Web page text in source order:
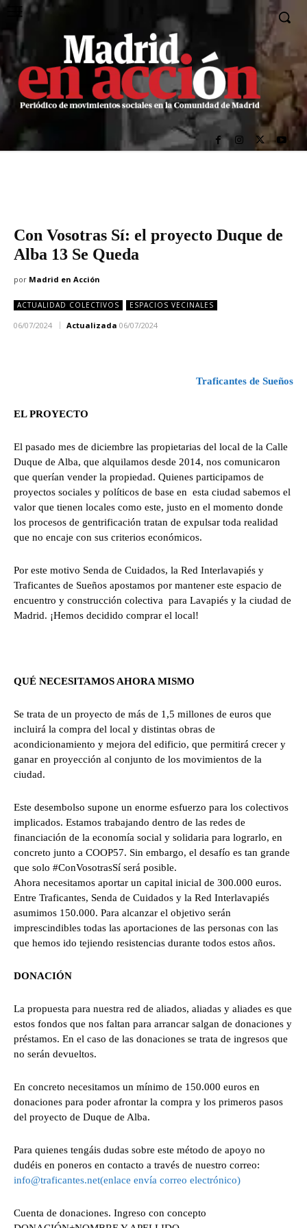
Con Vosotras Sí: el proyecto Duque de
Alba 13 Se Queda
por Madrid en Acción
ACTUALIDAD COLECTIVOS ESPACIOS VECINALES
06/07/2024 Actualizada 06/07/2024
Traficantes de Sueños
EL PROYECTO
El pasado mes de diciembre las propietarias del local de la Calle
Duque de Alba, que alquilamos desde 2014, nos comunicaron
que querían vender la propiedad. Quienes participamos de
proyectos sociales y políticos de base en esta ciudad sabemos el
valor que tienen locales como este, justo en el momento donde
los procesos de gentrificación tratan de expulsar toda realidad
que no encaje con sus criterios económicos.
Por este motivo Senda de Cuidados, la Red Interlavapiés y
Traficantes de Sueños apostamos por mantener este espacio de
encuentro y construcción colectiva para Lavapiés y la ciudad de
Madrid. ¡Hemos decidido comprar el local!
QUÉ NECESITAMOS AHORA MISMO
Se trata de un proyecto de más de 1,5 millones de euros que
incluirá la compra del local y distintas obras de
acondicionamiento y mejora del edificio, que permitirá crecer y
ganar en proyección al conjunto de los movimientos de la
ciudad.
Este desembolso supone un enorme esfuerzo para los colectivos
implicados. Estamos trabajando dentro de las redes de
financiación de la economía social y solidaria para lograrlo, en
concreto junto a COOP57. Sin embargo, el desafío es tan grande
que solo #ConVosotrasSí será posible.
Ahora necesitamos aportar un capital inicial de 300.000 euros.
Entre Traficantes, Senda de Cuidados y la Red Interlavapiés
asumimos 150.000. Para alcanzar el objetivo serán
imprescindibles todas las aportaciones de las personas con las
que hemos ido tejiendo resistencias durante todos estos años.
DONACIÓN
La propuesta para nuestra red de aliados, aliadas y aliades es que
estos fondos que nos faltan para arrancar salgan de donaciones y
préstamos. En el caso de las donaciones se trata de ingresos que
no serán devueltos.
En concreto necesitamos un mínimo de 150.000 euros en
donaciones para poder afrontar la compra y los primeros pasos
del proyecto de Duque de Alba.
Para quienes tengáis dudas sobre este método de apoyo no
dudéis en poneros en contacto a través de nuestro correo:
info@traficantes.net(enlace envía correo electrónico)
Cuenta de donaciones. Ingreso con concepto